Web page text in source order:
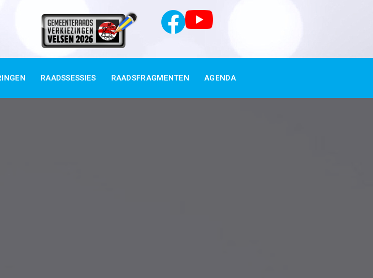
RAADSSESSIES RAADSFRAGMENTEN AGENDA